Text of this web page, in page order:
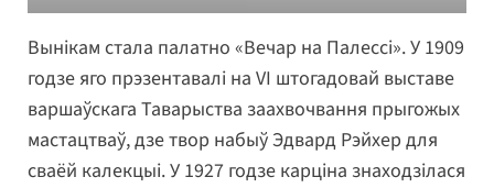
Вынікам стала палатно «Вечар на Палессі». У 1909
годзе яго прэзентавалі на VI штогадовай выставе
варшаўскага Таварыства заахвочвання прыгожых
мастацтваў, дзе твор набыў Эдвард Рэйхер для
сваёй калекцыі. У 1927 годзе карціна знаходзілася